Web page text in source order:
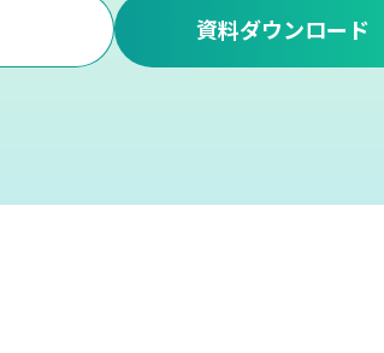
資料ダウンロード